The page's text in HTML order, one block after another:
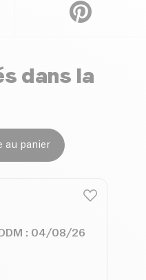
dans la
au panier
: 04/08/26